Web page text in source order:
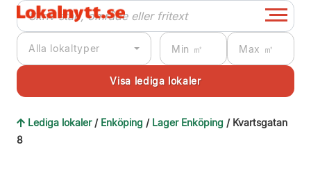
Alla lokaltyper
Lediga lokaler / Enköping / Lager Enköping / Kvartsgatan
8